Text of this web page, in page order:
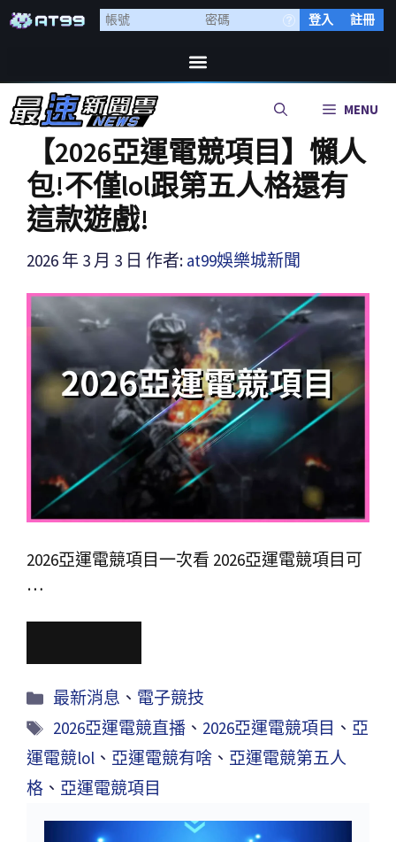
登入 註冊
MENU
【2026亞運電競項目】懶人
包!不僅lol跟第五人格還有
這款遊戲!
2026 年 3 月 3 日 作者: at99娛樂城新聞
2026亞運電競項目一次看 2026亞運電競項目可
…
最新消息 、 電子競技
2026亞運電競直播 、 2026亞運電競項目 、 亞
運電競lol 、 亞運電競有啥 、 亞運電競第五人
格 、 亞運電競項目